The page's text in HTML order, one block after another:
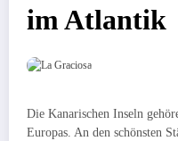
im Atlantik
Die Kanarischen Inseln
Europas. An den schönsten